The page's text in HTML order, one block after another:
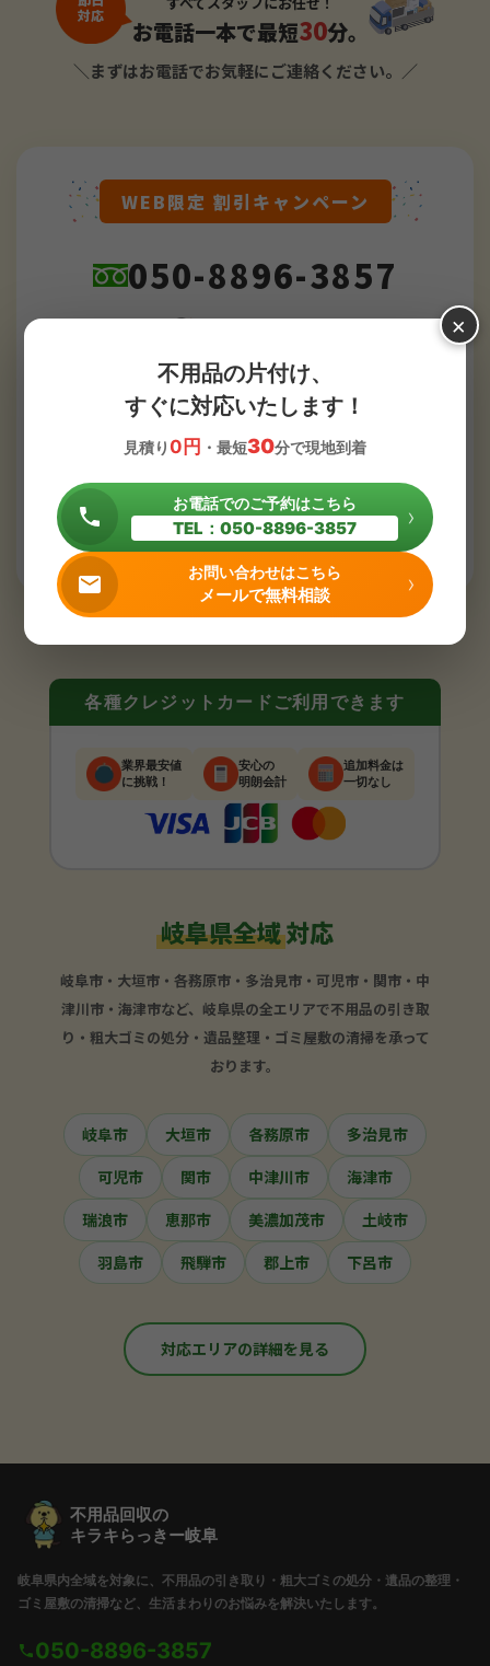
対応
お電話一本で最短30分。
＼まずはお電話でお気軽にご連絡ください。／
WEB限定 割引キャンペーン
050-8896-3857
24時間受付対応
土日祝OK
最短30分でお伺い
お電話でのご予約はこちら
TEL：050-8896-3857
お問い合わせはこちら
メールで無料相談 ›
各種クレジットカードご利用できます
業界最安値
に挑戦！
安心の
明朗会計
追加料金は
一切なし
岐阜県全域対応
岐阜市・大垣市・各務原市・多治見市・可児市・関市・中
津川市・海津市など、岐阜県の全エリアで不用品の引き取
り・粗大ゴミの処分・遺品整理・ゴミ屋敷の清掃を承って
おります。
岐阜市 大垣市 各務原市
多治見市
可児市
関市 中津川市
海津市
瑞浪市
恵那市 美濃加茂市
土岐市
羽島市
飛騨市 郡上市 下呂市
対応エリアの詳細を見る
不用品回収の
キラキらっきー岐阜
岐阜県内全域を対象に、不用品の引き取り・粗大ゴミの処分・遺品の整理・
ゴミ屋敷の清掃など、生活まわりのお悩みを解決いたします。
050-8896-3857
×
不用品の片付け、
すぐに対応いたします！
見積り 0円 ・最短30分で現地到着
お電話でのご予約はこちら
TEL：050-8896-3857 ›
お問い合わせはこちら
メールで無料相談 ›